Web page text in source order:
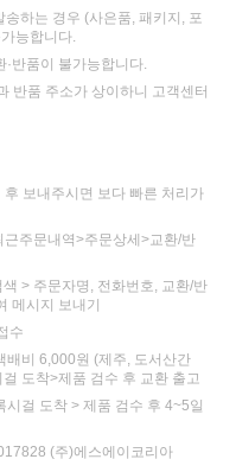
하는 경우 (사은품, 패키지, 포
능합니다.
·반품이 불가능합니다.
반품 주소가 상이하니 고객센터
보내주시면 보다 빠른 처리가
주문내역>주문상세>교환/반
> 주문자명, 전화번호, 교환/반
메시지 보내기
수
배비 6,000원 (제주, 도서산간
도착>제품 검수 후 교환 출고
걸 도착 > 제품 검수 후 4~5일
(주)에스에이코리아